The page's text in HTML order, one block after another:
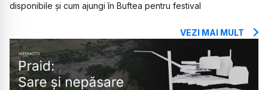
disponibile și cum ajungi în Buftea pentru festival
VEZI MAI MULT